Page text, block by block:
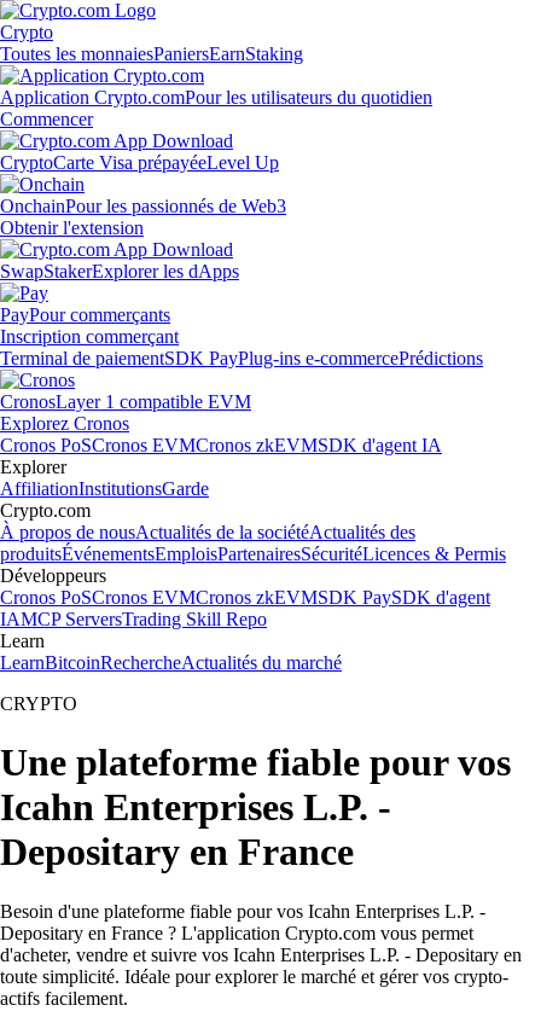
Crypto
Toutes les monnaiesPaniersEarnStaking
Application Crypto.comPour les utilisateurs du quotidien
Commencer
CryptoCarte Visa prépayéeLevel Up
OnchainPour les passionnés de Web3
Obtenir l'extension
SwapStakerExplorer les dApps
PayPour commerçants
Inscription commerçant
Terminal de paiementSDK PayPlug-ins e-commercePrédictions
CronosLayer 1 compatible EVM
Explorez Cronos
Cronos PoSCronos EVMCronos zkEVMSDK d'agent IA
Explorer
AffiliationInstitutionsGarde
Crypto.com
À propos de nousActualités de la sociétéActualités des
produitsÉvénementsEmploisPartenairesSécuritéLicences & Permis
Développeurs
Cronos PoSCronos EVMCronos zkEVMSDK PaySDK d'agent
IAMCP ServersTrading Skill Repo
Learn
LearnBitcoinRechercheActualités du marché
CRYPTO
Une plateforme fiable pour vos
Icahn Enterprises L.P. -
Depositary en France
Besoin d'une plateforme fiable pour vos Icahn Enterprises L.P. -
Depositary en France ? L'application Crypto.com vous permet
d'acheter, vendre et suivre vos Icahn Enterprises L.P. - Depositary en
toute simplicité. Idéale pour explorer le marché et gérer vos crypto-
actifs facilement.